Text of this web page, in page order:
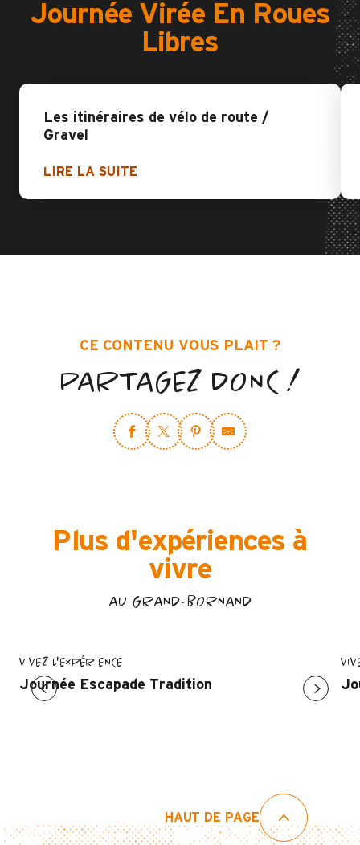
Journée Virée En Roues
Libres
Les itinéraires de vélo de route /
Gravel
LIRE LA SUITE
CE CONTENU VOUS PLAIT ?
PARTAGEZ DONC !
Plus d'expériences à
vivre
AU GRAND-BORNAND
VIVEZ L'EXPÉRIENCE
Journée Escapade Tradition
HAUT DE PAGE